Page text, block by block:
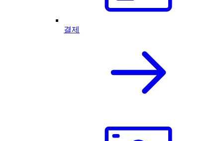
결제